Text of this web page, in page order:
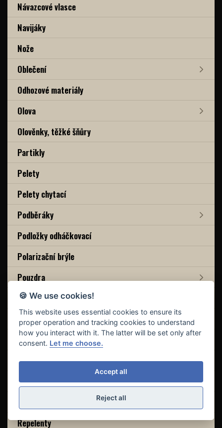
Návazcové vlasce
Navijáky
Nože
Oblečení
Odhozové materiály
Olova
Olověnky, těžké šňůry
Partikly
Pelety
Pelety chytací
Podběráky
Podložky odháčkovací
Polarizační brýle
Pouzdra
Pouzdra na pruty
Povrchové plováky
Powerbanky
Pruty
PVA
Repelenty
🍪 We use cookies!
This website uses essential cookies to ensure its
proper operation and tracking cookies to understand
how you interact with it. The latter will be set only after
consent. Let me choose.
Accept all
Reject all